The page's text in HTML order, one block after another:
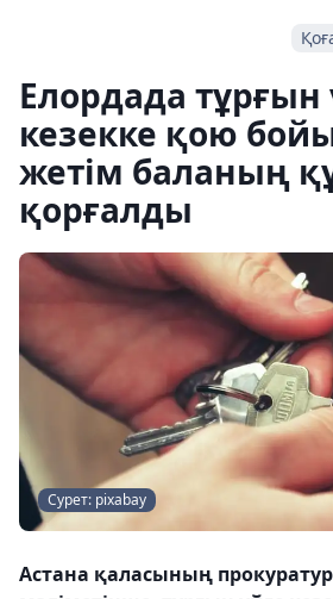
Елордада тұрғын
кезекке қою
жетім баланың
қорғалды
Сурет: pixabay
Астана қаласының